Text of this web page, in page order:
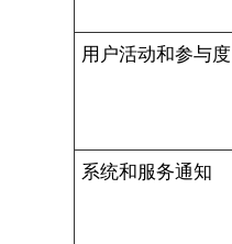
用户活动和参与度
系统和服务通知